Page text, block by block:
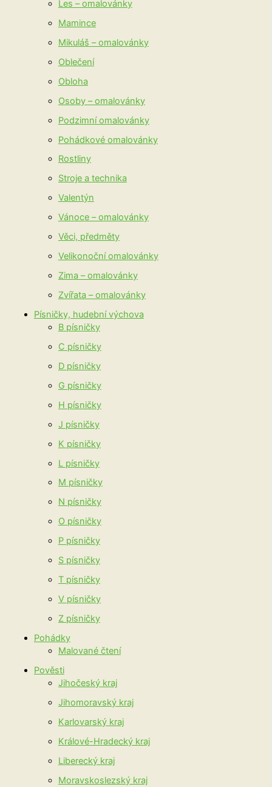
Les – omalovánky
Mamince
Mikuláš – omalovánky
Oblečení
Obloha
Osoby – omalovánky
Podzimní omalovánky
Pohádkové omalovánky
Rostliny
Stroje a technika
Valentýn
Vánoce – omalovánky
Věci, předměty
Velikonoční omalovánky
Zima – omalovánky
Zvířata – omalovánky
Písničky, hudební výchova
B písničky
C písničky
D písničky
G písničky
H písničky
J písničky
K písničky
L písničky
M písničky
N písničky
O písničky
P písničky
S písničky
T písničky
V písničky
Z písničky
Pohádky
Malované čtení
Pověsti
Jihočeský kraj
Jihomoravský kraj
Karlovarský kraj
Králové-Hradecký kraj
Liberecký kraj
Moravskoslezský kraj